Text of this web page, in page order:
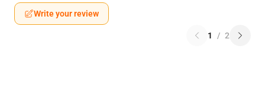
Write your review
1 / 2